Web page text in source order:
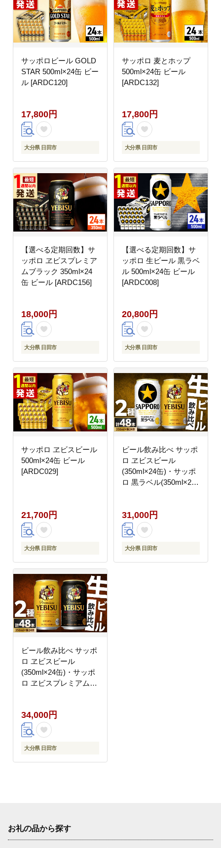
サッポロビール GOLD
STAR 500ml×24缶 ビー
ル [ARDC120]
17,800円
大分県 日田市
サッポロ 麦とホップ
500ml×24缶 ビール
[ARDC132]
17,800円
大分県 日田市
【選べる定期回数】サ
ッポロ ヱビスプレミア
ムブラック 350ml×24
缶 ビール [ARDC156]
18,000円
大分県 日田市
【選べる定期回数】サ
ッポロ 生ビール 黒ラベ
ル 500ml×24缶 ビール
[ARDC008]
20,800円
大分県 日田市
サッポロ ヱビスビール
500ml×24缶 ビール
[ARDC029]
21,700円
大分県 日田市
ビール飲み比べ サッポ
ロ ヱビスビール
(350ml×24缶)・サッポ
ロ 黒ラベル(350ml×24
商店 ビールセット 飲み
比べ びーる ビール
[ARDC168]
31,000円
大分県 日田市
ビール飲み比べ サッポ
ロ ヱビスビール
(350ml×24缶)・サッポ
ロ ヱビスプレミアムブ
/ 株式会社綾部商店 ビ
ールセット 飲み比べ び
ーる ビール [ARDC169]
34,000円
大分県 日田市
お礼の品から探す